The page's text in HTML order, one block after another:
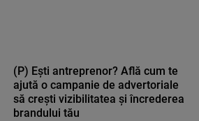
(P) Ești antreprenor? Află cum te
ajută o campanie de advertoriale
să crești vizibilitatea și încrederea
brandului tău